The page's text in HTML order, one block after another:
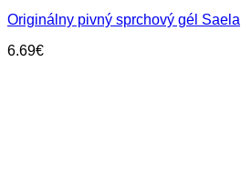
Originálny pivný sprchový gél Saela
6.69€